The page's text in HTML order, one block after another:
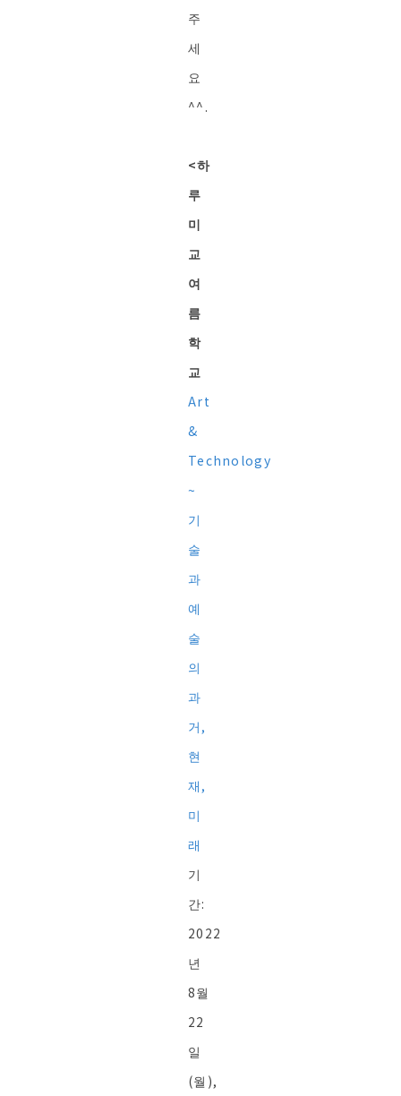
주
세
요
^^.
<하
루
미
교
여
름
학
교
Art
&
Technology
~
기
술
과
예
술
의
과
거,
현
재,
미
래
기
간:
2022
년
8월
22
일
(월),